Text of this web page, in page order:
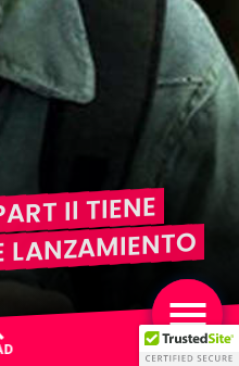
II TIENE
LANZAMIENTO